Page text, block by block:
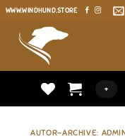
WWW.WINDHUND.STORE
+
AUTOR-ARCHIVE: